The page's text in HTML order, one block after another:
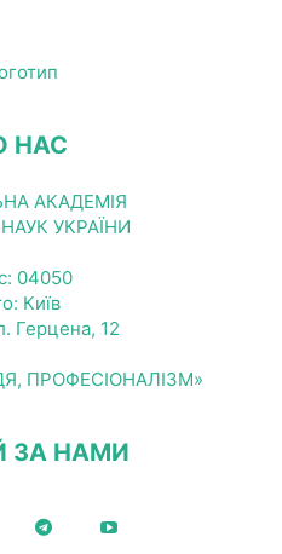
НАС
АКАДЕМІЯ
УКРАЇНИ
04050
Київ
Герцена, 12
ПРОФЕСІОНАЛІЗМ»
ЗА НАМИ